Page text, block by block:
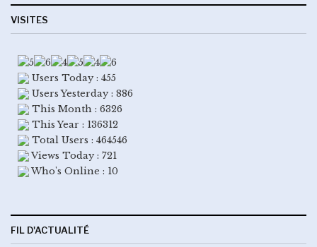
VISITES
Users Today : 455
Users Yesterday : 886
This Month : 6326
This Year : 136312
Total Users : 464546
Views Today : 721
Who's Online : 10
FIL D'ACTUALITÉ